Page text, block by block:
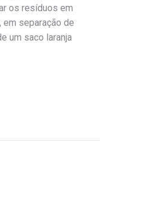
os resíduos em
separação de
um saco laranja